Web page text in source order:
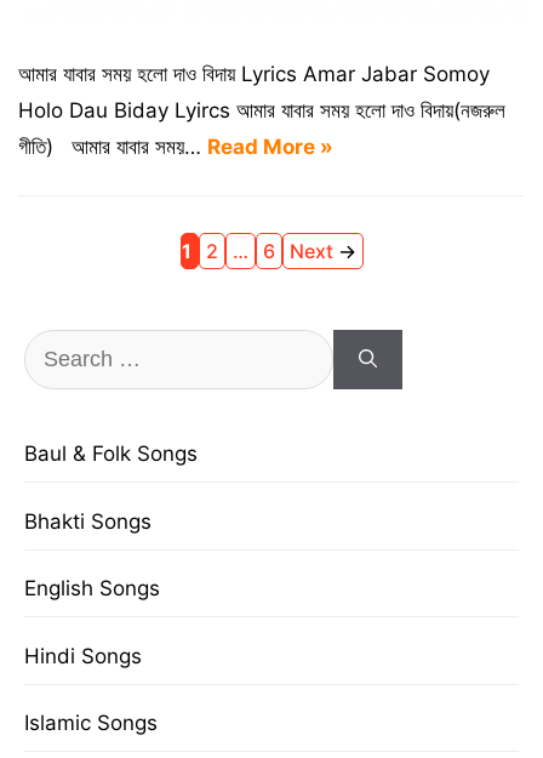
আমার যাবার সময় হলো দাও বিদায় Lyrics Amar Jabar Somoy
Holo Dau Biday Lyircs আমার যাবার সময় হলো দাও বিদায়(নজরুল
গীতি) আমার যাবার সময়… Read More »
Page
1 Page
2 … Page
6 Next →
Search
for:
Baul & Folk Songs
Bhakti Songs
English Songs
Hindi Songs
Islamic Songs